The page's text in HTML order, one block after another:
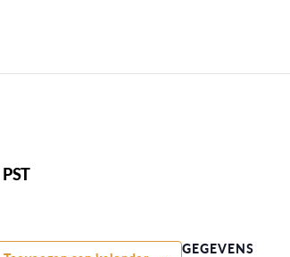
PST
GEGEVENS